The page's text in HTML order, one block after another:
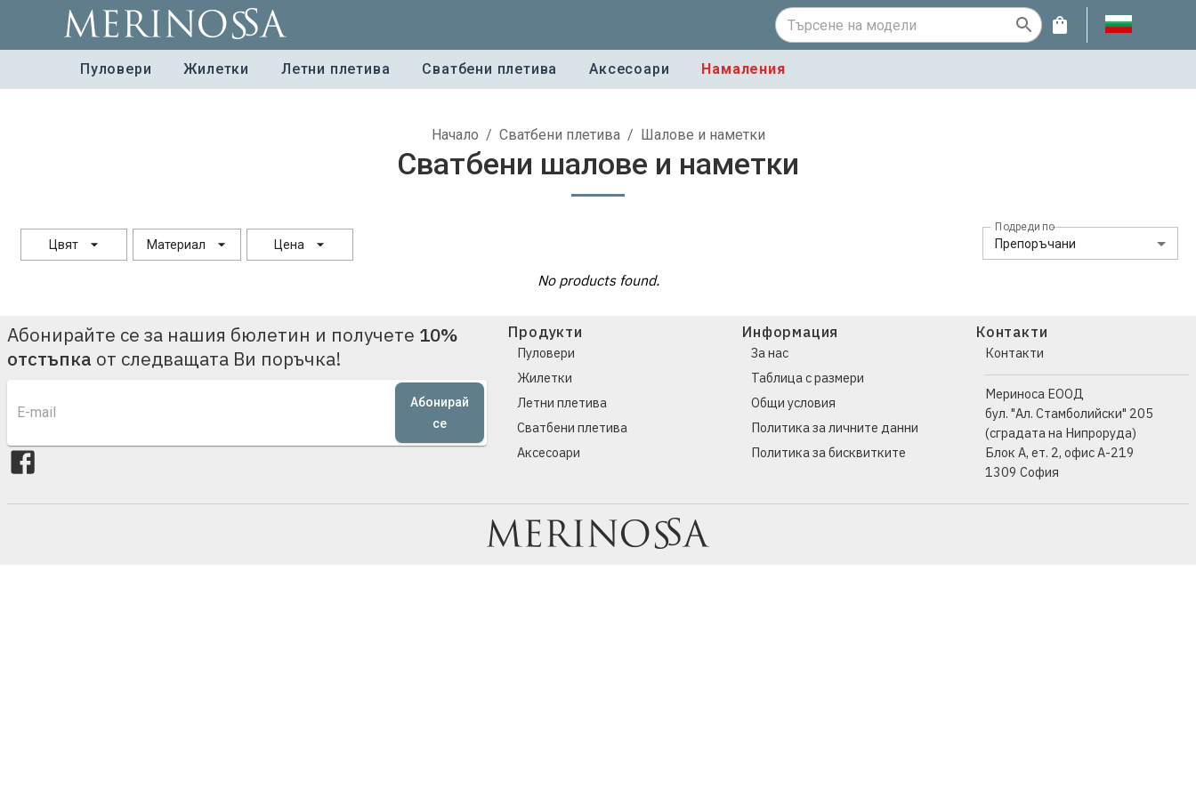
Пуловери Жилетки Летни плетива Сватбени плетива Аксесоари Намаления
Начало / Сватбени плетива / Шалове и наметки
Сватбени шалове и наметки
Цвят Материал Цена
Подреди по
Препоръчани
No products found.
Абонирайте се за нашия бюлетин и получете 10%
отстъпка от следващата Ви поръчка!
Абонирай
се
Продукти
Пуловери
Жилетки
Летни плетива
Сватбени плетива
Аксесоари
Информация
За нас
Таблица с размери
Общи условия
Политика за личните данни
Политика за бисквитките
Контакти
Контакти
Мериноса ЕООД
бул. "Ал. Стамболийски" 205
(сградата на Нипроруда)
Блок А, ет. 2, офис А-219
1309 София